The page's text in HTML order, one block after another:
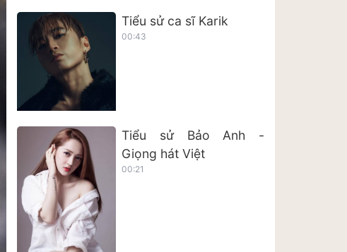
Tiểu sử ca sĩ Karik
00:43
Tiểu sử Bảo Anh -
Giọng hát Việt
00:21